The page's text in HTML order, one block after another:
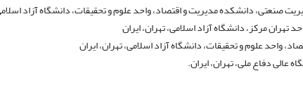
دانشکده مدیریت و اقتصاد، واحد علوم و تحقیقات، دانشگاه آزاد
مرکز، دانشگاه آزاد اسلامی، تهران، ایران
واحد علوم و تحقیقات، دانشگاه آزاد اسلامی، تهران، ایران
عالی دفاع ملی، تهران، ایران.